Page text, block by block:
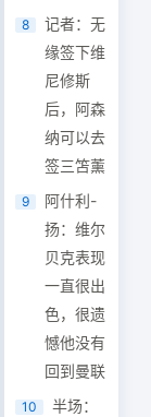
8
记者：无
缘签下维
尼修斯
后，阿森
纳可以去
签三笘薰
9
阿什利-
扬：维尔
贝克表现
一直很出
色，很遗
憾他没有
回到曼联
10
半场：